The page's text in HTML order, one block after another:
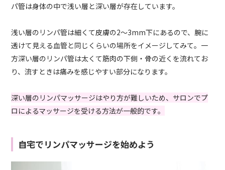
パ管は身体の中で浅い層と深い層が存在しています。
浅い層のリンパ管は細くて皮膚の2〜3mm下にあるので、腕に
透けて見える血管と同じくらいの場所をイメージしてみて。一
方深い層のリンパ管は太くて筋肉の下側・骨の近くを流れてお
り、流すときは痛みを感じやすい部分になります。
深い層のリンパマッサージはやり方が難しいため、サロンでプ
ロによるマッサージを受ける方法が一般的です。
自宅でリンパマッサージを始めよう